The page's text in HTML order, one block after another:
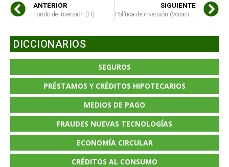
ANTERIOR
Fondo de inversión (FI)
SIGUIENTE
DICCIONARIOS
SEGUROS
PRÉSTAMOS Y CRÉDITOS HIPOTECARIOS
MEDIOS DE PAGO
FRAUDES NUEVAS TECNOLOGÍAS
ECONOMÍA CIRCULAR
CRÉDITOS AL CONSUMO